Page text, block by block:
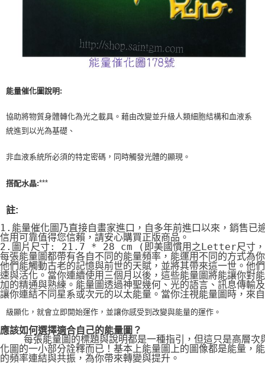
能量催化圖說明:
協助將物質身體轉化為光之載具。藉由改變並升級人類細胞結構和血液系
統進到以光為基礎、
非血液系統所必須的特定密碼，同時觸發光體的顯現。
搭配水晶:***
註:
1.能量催化圖乃直接自畫家進口，自多年前進口以來，銷售已
信用可靠值得您信賴，請安心購買正版商品。
2.圖片尺寸: 21.7 * 28 cm (即美國慣用之Letter尺寸，
每張能量圖都帶有各自不同的能量頻率，能運用不同的方式為
他們能觸動古老的記憶與前世的天賦，並將其帶來這一世。他
速與活化。當你連續使用三個月以後，這些能量圖將能讓你對
加的精通與熟練。能量圖透過神聖幾何、光的語言、訊息傳輸
讓你連結不同星系或次元的以太能量。當你注視能量圖時，來
級顯化，就會立即開始運作，並讓你感受到改變與能量的運作。
應該如何選擇適合自己的能量圖？
每張能量圖的標題與說明都是一種指引，但這只是高層次
化圖的一小部分詮釋而已！基本上能量圖上的圖像都是能量，
的頻率連結與共振，為你帶來轉變與提升。